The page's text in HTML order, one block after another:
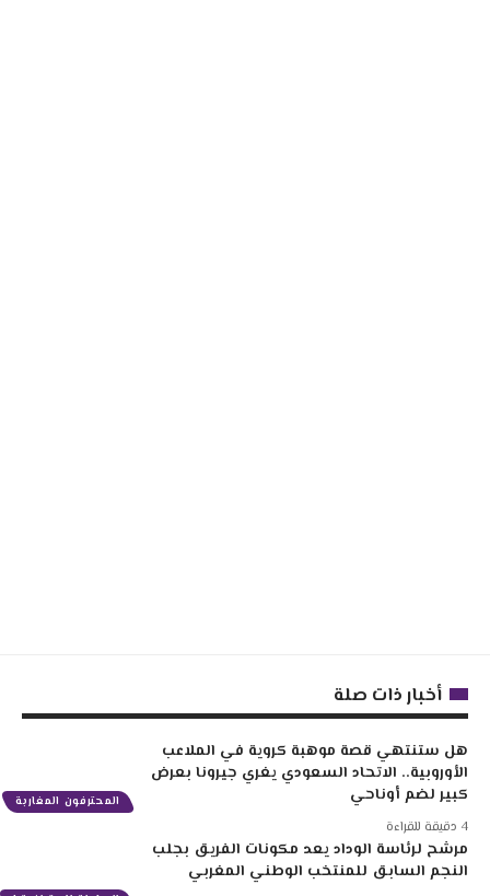
أخبار ذات صلة
المحترفون المغاربة
هل ستنتهي قصة موهبة كروية في الملاعب
الأوروبية.. الاتحاد السعودي يغري جيرونا بعرض
كبير لضم أوناحي
مرشح لرئاسة الوداد يعد مكونات الفريق بجلب
النجم السابق للمنتخب الوطني المغربي